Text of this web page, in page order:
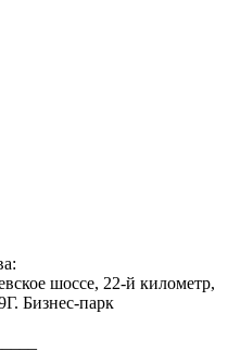
шоссе, 22-й километр,
Бизнес-парк